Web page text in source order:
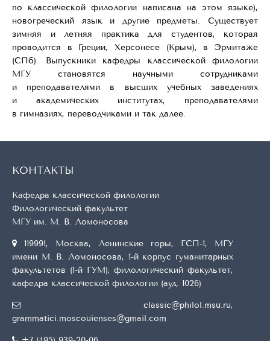
по классической филологии написана на этом языке),
новогреческий язык и другие предметы. Существует
зимняя и летняя практика для студентов, которая
проводится в Греции, Xерсонесе (Крым), в Эрмитаже
(CПб). Выпускники кафедры классической филологии
МГУ становятся научными сотрудниками
и преподавателями в высшиx учебныx заведенияx
и академическиx институтаx, преподавателями
в гимназияx, переводчиками и так далее.
КОНТАКТЫ
Кафедра классической филологии
Филологический факультет
МГУ им. М. В. Ломоносова
119991, Москва, Ленинские горы, ГСП-1, МГУ
имени М. В. Ломоносова, 1-й корпус гуманитарных
факультетов (1-й ГУМ), филологический факультет,
кафедра классической филологии (ауд. 1026)
classic@philol.msu.ru,
grammatici.moscouienses@gmail.com